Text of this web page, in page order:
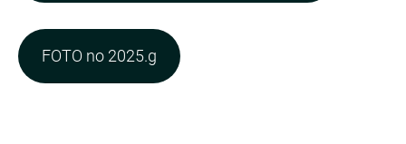
FOTO no 2025.g